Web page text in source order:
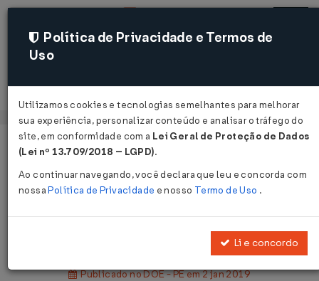
Acessar
Página Inicial
Legislações
Decreto Nº 46973 DE 01/01/2019
Publicado no DOE - PE em 2 jan 2019
Política de Privacidade e Termos de
Uso
Utilizamos cookies e tecnologias semelhantes para melhorar
sua experiência, personalizar conteúdo e analisar o tráfego do
site, em conformidade com a Lei Geral de Proteção de Dados
(Lei nº 13.709/2018 – LGPD).
Ao continuar navegando, você declara que leu e concorda com
nossaPolítica de Privacidade e nosso Termo de Uso .
Li e concordo